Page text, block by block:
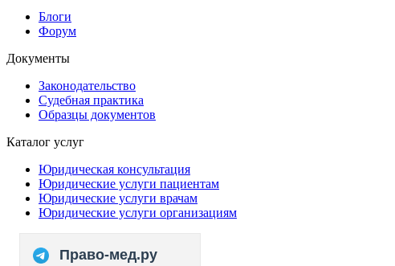
Блоги
Форум
Документы
Законодательство
Судебная практика
Образцы документов
Каталог услуг
Юридическая консультация
Юридические услуги пациентам
Юридические услуги врачам
Юридические услуги организациям
Право-мед.ру